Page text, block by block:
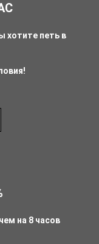
хотите петь в
на 8 часов